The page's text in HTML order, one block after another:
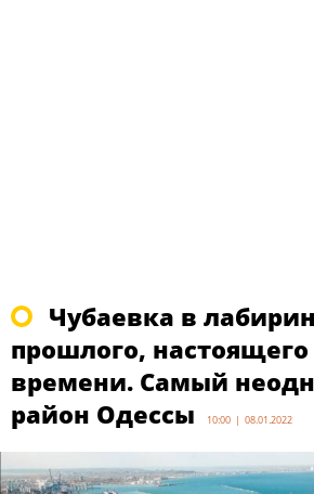
Чубаевка в
прошлого,
времени. Самый
район Одессы
10:00 | 08.01.2022